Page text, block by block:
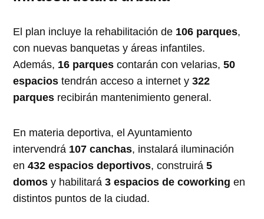
El plan incluye la rehabilitación de 106 parques,
con nuevas banquetas y áreas infantiles.
Además, 16 parques contarán con velarias,50
espacios tendrán acceso a internet y322
parques recibirán mantenimiento general.
En materia deportiva, el Ayuntamiento
intervendrá 107 canchas, instalará iluminación
en432 espacios deportivos, construirá5
domos y habilitará3 espacios de coworking en
distintos puntos de la ciudad.